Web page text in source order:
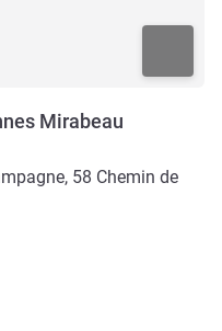
Mirabeau
58 Chemin de